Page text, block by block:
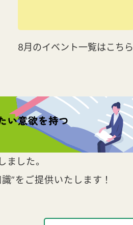
8月のイベント一覧はこちら
した。
”をご提供いたします！